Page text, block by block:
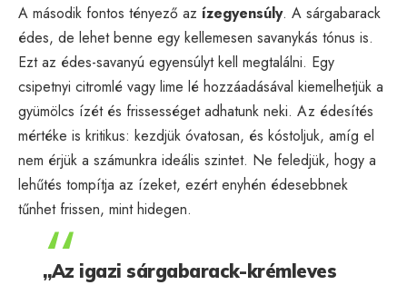
A második fontos tényező az ízegyensúly. A sárgabarack
édes, de lehet benne egy kellemesen savanykás tónus is.
Ezt az édes-savanyú egyensúlyt kell megtalálni. Egy
csipetnyi citromlé vagy lime lé hozzáadásával kiemelhetjük a
gyümölcs ízét és frissességet adhatunk neki. Az édesítés
mértéke is kritikus: kezdjük óvatosan, és kóstoljuk, amíg el
nem érjük a számunkra ideális szintet. Ne feledjük, hogy a
lehűtés tompítja az ízeket, ezért enyhén édesebbnek
tűnhet frissen, mint hidegen.
„Az igazi sárgabarack-krémleves